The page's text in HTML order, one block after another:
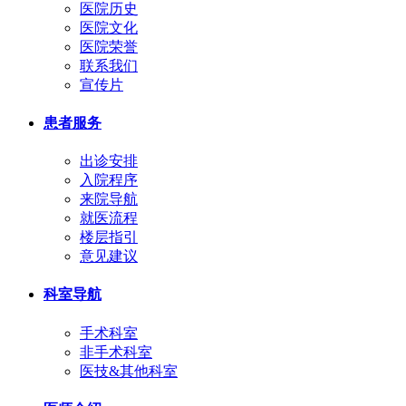
医院历史
医院文化
医院荣誉
联系我们
宣传片
患者服务
出诊安排
入院程序
来院导航
就医流程
楼层指引
意见建议
科室导航
手术科室
非手术科室
医技&其他科室